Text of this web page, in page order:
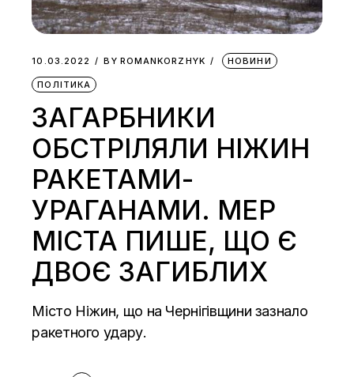
10.03.2022 BY ROMANKORZHYK НОВИНИ
ПОЛІТИКА
ЗАГАРБНИКИ
ОБСТРІЛЯЛИ НІЖИН
РАКЕТАМИ-
УРАГАНАМИ. МЕР
МІСТА ПИШЕ, ЩО Є
ДВОЄ ЗАГИБЛИХ
Місто Ніжин, що на Чернігівщини зазнало
ракетного удару.